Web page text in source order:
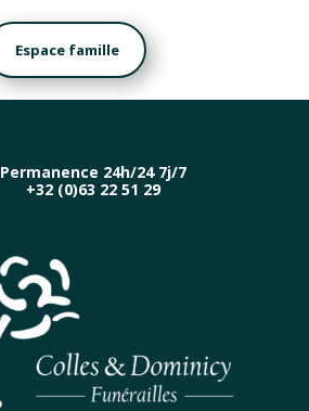
Espace famille
Permanence 24h/24 7j/7
+32 (0)63 22 51 29